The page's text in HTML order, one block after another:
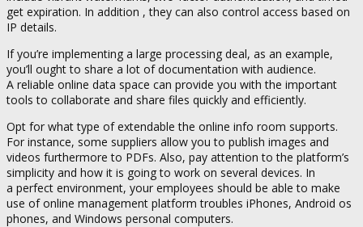
get expiration. In addition , they can also control access based on
IP details.
If you’re implementing a large processing deal, as an example,
you’ll ought to share a lot of documentation with audience.
A reliable online data space can provide you with the important
tools to collaborate and share files quickly and efficiently.
Opt for what type of extendable the online info room supports.
For instance, some suppliers allow you to publish images and
videos furthermore to PDFs. Also, pay attention to the platform’s
simplicity and how it is going to work on several devices. In
a perfect environment, your employees should be able to make
use of online management platform troubles iPhones, Android os
phones, and Windows personal computers.